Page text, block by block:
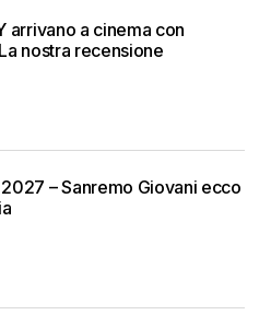
arrivano a cinema con
nostra recensione
– Sanremo Giovani ecco